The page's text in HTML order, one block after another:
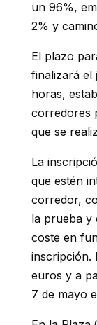
un 96%,
2% y
El plazo
finalizará el
horas,
corredores
que se
La
que estén
corredor,
la prueba y
coste en
inscripción.
euros y a
7 de mayo